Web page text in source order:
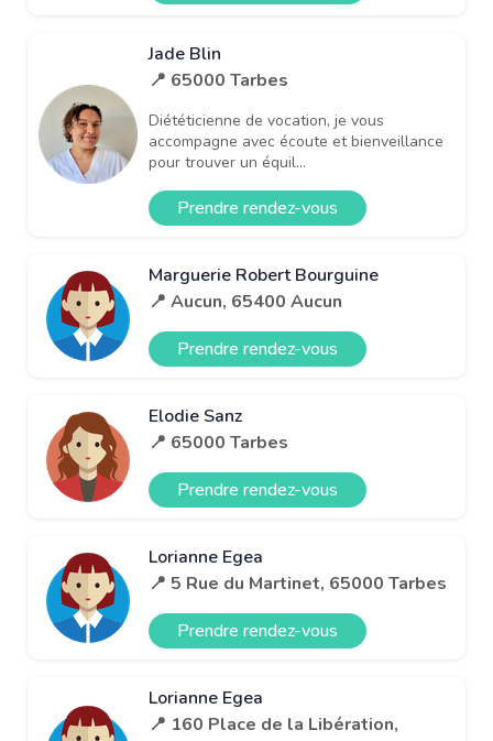
Jade Blin
📍 65000 Tarbes
Diététicienne de vocation, je vous
accompagne avec écoute et bienveillance
pour trouver un équil...
Prendre rendez-vous
Marguerie Robert Bourguine
📍 Aucun, 65400 Aucun
Prendre rendez-vous
Elodie Sanz
📍 65000 Tarbes
Prendre rendez-vous
Lorianne Egea
📍 5 Rue du Martinet, 65000 Tarbes
Prendre rendez-vous
Lorianne Egea
📍 160 Place de la Libération,